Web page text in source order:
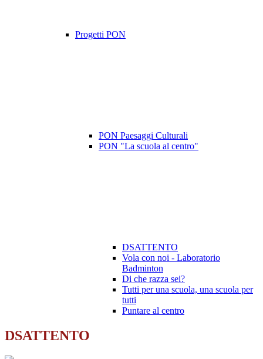
Progetti PON
PON Paesaggi Culturali
PON "La scuola al centro"
DSATTENTO
Vola con noi - Laboratorio
Badminton
Di che razza sei?
Tutti per una scuola, una scuola per
tutti
Puntare al centro
DSATTENTO